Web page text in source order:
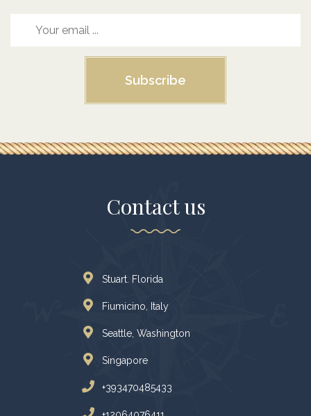
Subscribe
Contact us
Stuart. Florida
Fiumicino, Italy
Seattle, Washington
Singapore
+393470485433